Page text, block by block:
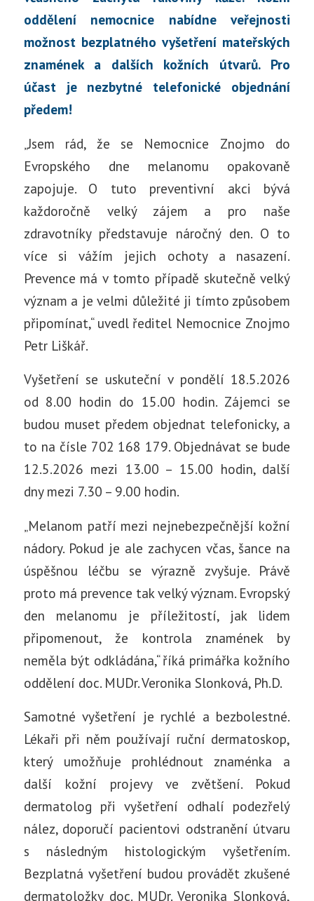
oddělení nemocnice nabídne veřejnosti
možnost bezplatného vyšetření mateřských
znamének a dalších kožních útvarů. Pro
účast je nezbytné telefonické objednání
předem!
„Jsem rád, že se Nemocnice Znojmo do
Evropského dne melanomu opakovaně
zapojuje. O tuto preventivní akci bývá
každoročně velký zájem a pro naše
zdravotníky představuje náročný den. O to
více si vážím jejich ochoty a nasazení.
Prevence má v tomto případě skutečně velký
význam a je velmi důležité ji tímto způsobem
připomínat,“ uvedl ředitel Nemocnice Znojmo
Petr Liškář.
Vyšetření se uskuteční v pondělí 18.5.2026
od 8.00 hodin do 15.00 hodin. Zájemci se
budou muset předem objednat telefonicky, a
to na čísle 702 168 179. Objednávat se bude
12.5.2026 mezi 13.00 – 15.00 hodin, další
dny mezi 7.30 – 9.00 hodin.
„Melanom patří mezi nejnebezpečnější kožní
nádory. Pokud je ale zachycen včas, šance na
úspěšnou léčbu se výrazně zvyšuje. Právě
proto má prevence tak velký význam. Evropský
den melanomu je příležitostí, jak lidem
připomenout, že kontrola znamének by
neměla být odkládána,“ říká primářka kožního
oddělení doc. MUDr. Veronika Slonková, Ph.D.
Samotné vyšetření je rychlé a bezbolestné.
Lékaři při něm používají ruční dermatoskop,
který umožňuje prohlédnout znaménka a
další kožní projevy ve zvětšení. Pokud
dermatolog při vyšetření odhalí podezřelý
nález, doporučí pacientovi odstranění útvaru
s následným histologickým vyšetřením.
Bezplatná vyšetření budou provádět zkušené
dermatoložky doc. MUDr. Veronika Slonková,